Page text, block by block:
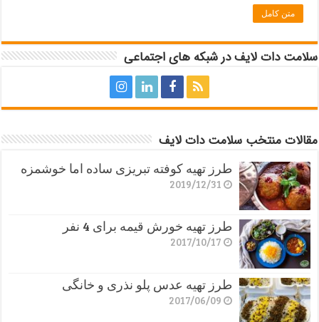
متن کامل
سلامت دات لایف در شبکه های اجتماعی
مقالات منتخب سلامت دات لایف
طرز تهیه کوفته تبریزی ساده اما خوشمزه
2019/12/31
طرز تهیه خورش قیمه برای 4 نفر
2017/10/17
طرز تهیه عدس پلو نذری و خانگی
2017/06/09